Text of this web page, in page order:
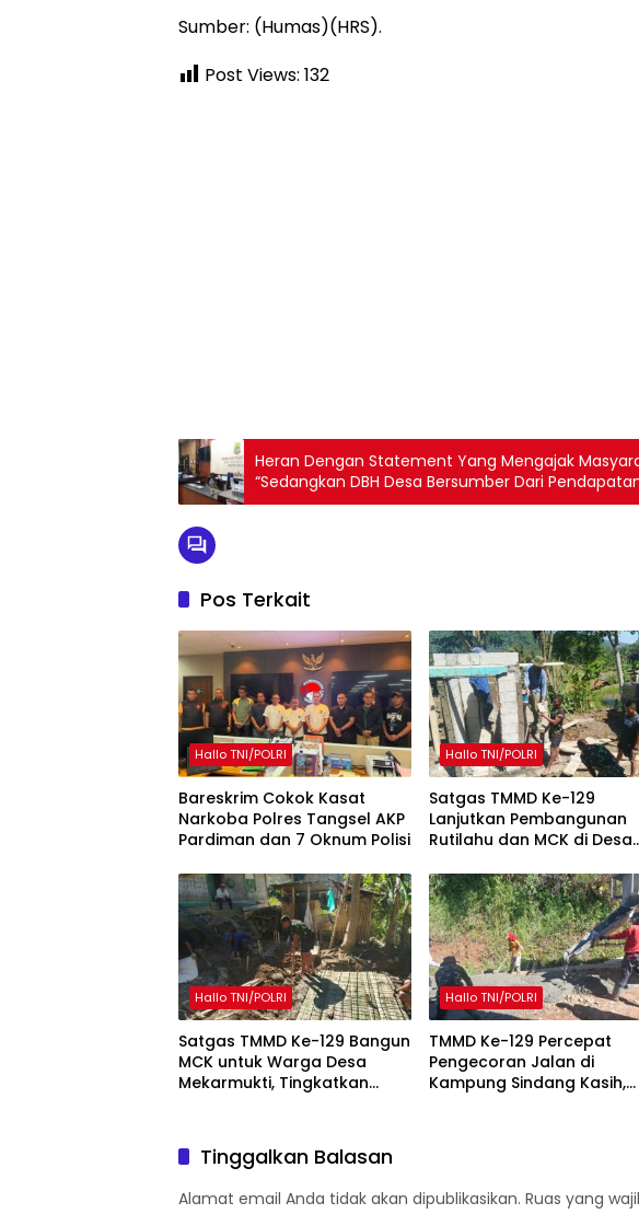
Sumber: (Humas)(HRS).
Post Views: 132
Heran Dengan Statement Yang Mengajak
“Sedangkan DBH Desa Bersumber Dari
Pos Terkait
Hallo TNI/POLRI
Bareskrim Cokok Kasat
Narkoba Polres Tangsel AKP
Pardiman dan 7 Oknum Polisi
Hallo TNI/POLRI
Satgas TMMD Ke-129
Lanjutkan Pembangunan
Rutilahu dan MCK di Desa
Hallo TNI/POLRI
Satgas TMMD Ke-129 Bangun
MCK untuk Warga Desa
Mekarmukti, Tingkatkan
Hallo TNI/POLRI
TMMD Ke-129 Percepat
Pengecoran Jalan di
Kampung Sindang Kasih,
Tinggalkan Balasan
Alamat email Anda tidak akan dipublikasikan. Ruas yang